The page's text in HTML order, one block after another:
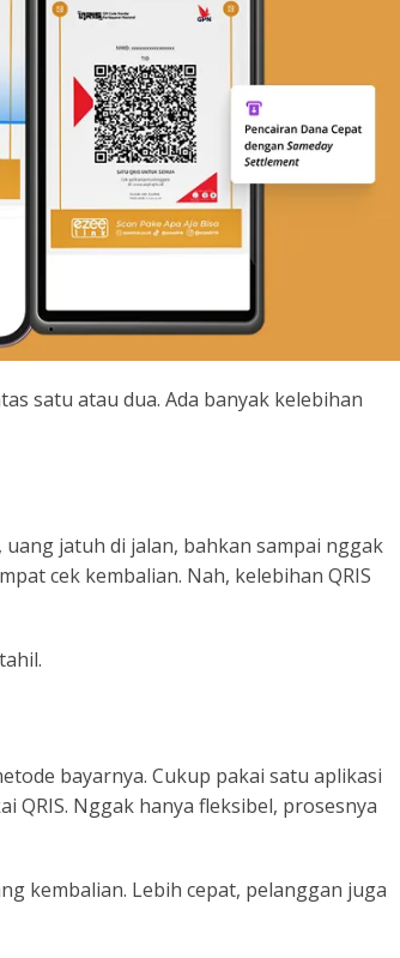
satu atau dua. Ada banyak kelebihan
jatuh di jalan, bahkan sampai nggak
cek kembalian. Nah, kelebihan QRIS
bayarnya. Cukup pakai satu aplikasi
QRIS. Nggak hanya fleksibel, prosesnya
kembalian. Lebih cepat, pelanggan juga